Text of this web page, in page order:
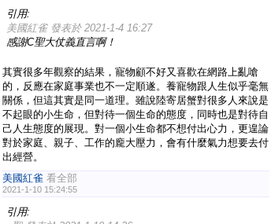
引用:
美國紅雀 發表於 2021-1-4 16:27
感謝C聖大仗義直言啊！
其實很多年觀察的結果，寵物顧不好又喜歡在網路上亂嗆
的，反應在家庭事業也不一定順遂。養寵物跟人生似乎毫無
關係，但這其實是同一道理。雖說陸寄居蟹對很多人來說是
不起眼的小生命，但對待一個生命的態度，同時也是對待自
己人生態度的展現。對一個小生命都不想付出心力，更遑論
對於家庭、親子、工作的龐大壓力，會有什麼氣力想要去付
出經營。
美國紅雀 看全部
2021-1-10 15:24:55
引用: